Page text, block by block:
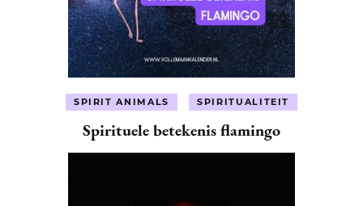
SPIRIT ANIMALS SPIRITUALITEIT
Spirituele betekenis flamingo